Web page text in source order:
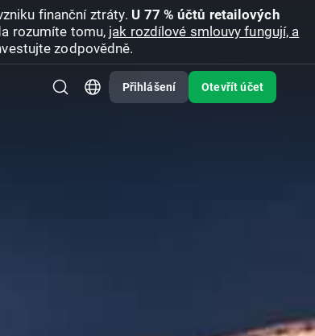
finanční ztráty. U 77 % účtů retailových
rozumíte tomu, jak rozdílové smlouvy fungují, a
zodpovědně.
Přihlášení Otevřít účet